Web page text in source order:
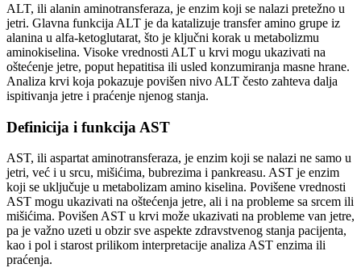
ALT, ili alanin aminotransferaza, je enzim koji se nalazi pretežno u
jetri. Glavna funkcija ALT je da katalizuje transfer amino grupe iz
alanina u alfa-ketoglutarat, što je ključni korak u metabolizmu
aminokiselina. Visoke vrednosti ALT u krvi mogu ukazivati na
oštećenje jetre, poput hepatitisa ili usled konzumiranja masne hrane.
Analiza krvi koja pokazuje povišen nivo ALT često zahteva dalja
ispitivanja jetre i praćenje njenog stanja.
Definicija i funkcija AST
AST, ili aspartat aminotransferaza, je enzim koji se nalazi ne samo u
jetri, već i u srcu, mišićima, bubrezima i pankreasu. AST je enzim
koji se uključuje u metabolizam amino kiselina. Povišene vrednosti
AST mogu ukazivati na oštećenja jetre, ali i na probleme sa srcem ili
mišićima. Povišen AST u krvi može ukazivati na probleme van jetre,
pa je važno uzeti u obzir sve aspekte zdravstvenog stanja pacijenta,
kao i pol i starost prilikom interpretacije analiza AST enzima ili
praćenja.